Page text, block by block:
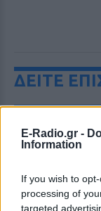
E-Radio.gr -
Information
If you wish to
processing of
targeted
ΔΕΙΤΕ